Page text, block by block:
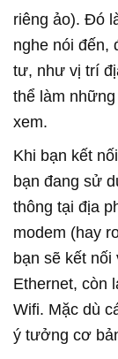
riêng ảo). Đó
nghe nói đến,
tư, như vị trí
thể làm
xem.
Khi bạn kết
bạn đang sử
thông tại địa
modem (hay
bạn sẽ kết
Ethernet, còn
Wifi. Mặc dù
ý tưởng cơ